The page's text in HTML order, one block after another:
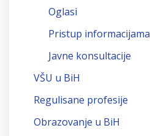
Oglasi
Pristup informacijama
Javne konsultacije
VŠU u BiH
Regulisane profesije
Obrazovanje u BiH